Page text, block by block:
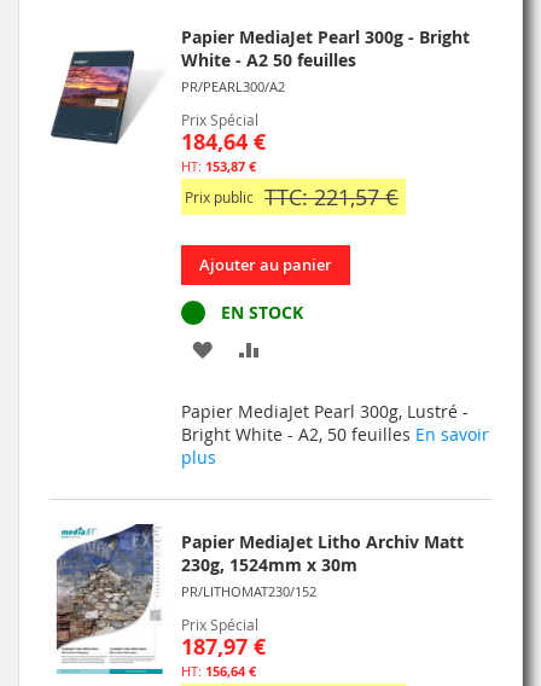
Papier MediaJet Pearl 300g - Bright
White - A2 50 feuilles
PR/PEARL300/A2
Prix Spécial
184,64 €
153,87 €
Prix public TTC: 221,57 €
Ajouter au panier
EN STOCK
AJOUTER
MA
COMPARATEUR
Papier MediaJet Pearl 300g, Lustré -
Bright White - A2, 50 feuilles En savoir
plus
Papier MediaJet Litho Archiv Matt
230g, 1524mm x 30m
PR/LITHOMAT230/152
Prix Spécial
187,97 €
156,64 €